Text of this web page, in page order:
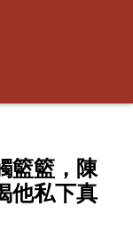
籃籃，陳
他私下真